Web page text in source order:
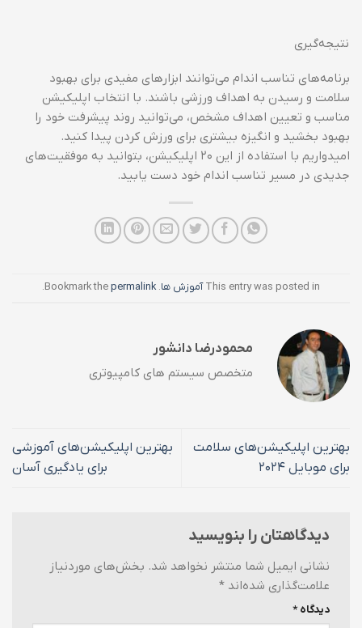
نتیجه‌گیری
برنامه‌های تناسب اندام می‌توانند ابزارهای مفیدی برای بهبود
سلامت و رسیدن به اهداف ورزشی باشند. با انتخاب اپلیکیشن
مناسب و تعیین اهداف مشخص، می‌توانید روند پیشرفت خود را
بهبود بخشید و انگیزه بیشتری برای ورزش کردن پیدا کنید.
امیدواریم با استفاده از این ۲۰ اپلیکیشن، بتوانید به موفقیت‌های
جدیدی در مسیر تناسب اندام خود دست یابید.
This entry was posted in آموزش ها. Bookmark the
permalink
.
محمودرضا دانشور
متخصص سیستم های کامپیوتری
بهترین اپلیکیشن‌های سلامت
برای موبایل ۲۰۲۴
بهترین اپلیکیشن‌های آموزشی
برای یادگیری آسان
دیدگاهتان را بنویسید
نشانی ایمیل شما منتشر نخواهد شد. بخش‌های موردنیاز
علامت‌گذاری شده‌اند *
دیدگاه*